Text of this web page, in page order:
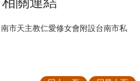
市天主教仁愛修女會附設台南市私